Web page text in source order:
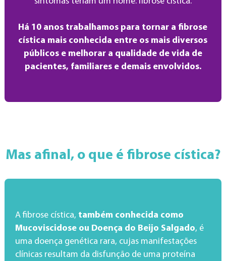
Há 10 anos trabalhamos para tornar a fibrose
cística mais conhecida entre os mais diversos
públicos e melhorar a qualidade de vida de
pacientes, familiares e demais envolvidos.
Mas afinal, o que é fibrose cística?
A fibrose cística, também conhecida como
Mucoviscidose ou Doença do Beijo Salgado, é
uma doença genética rara, cujas manifestações
clínicas resultam da disfunção de uma proteína